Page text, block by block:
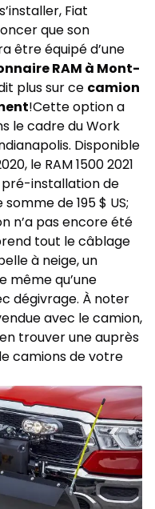
Fiat
que son
être équipé d’une
RAM à Mont-
plus sur ce camion
!Cette option a
le cadre du Work
Disponible
le RAM 1500 2021
pré-installation de
de 195 $ US;
n’a pas encore été
tout le câblage
à neige, un
même qu’une
dégivrage. À noter
avec le camion,
trouver une auprès
camions de votre